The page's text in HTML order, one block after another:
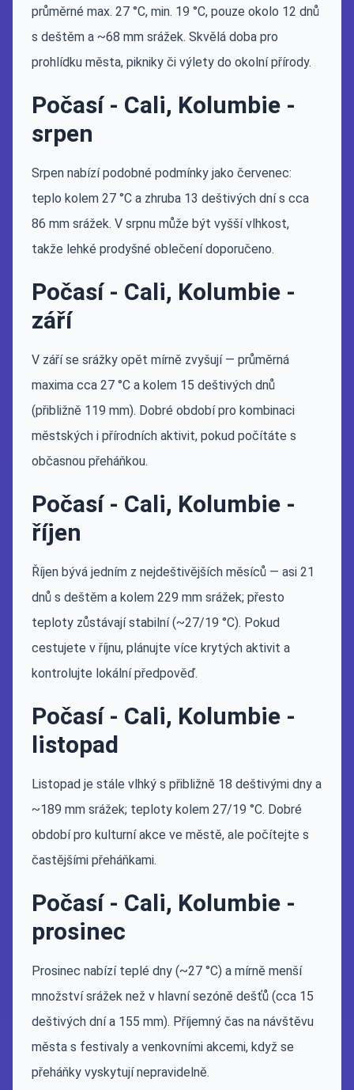
průměrné max. 27 °C, min. 19 °C, pouze okolo 12 dnů
s deštěm a ~68 mm srážek. Skvělá doba pro
prohlídku města, pikniky či výlety do okolní přírody.
Počasí - Cali, Kolumbie -
srpen
Srpen nabízí podobné podmínky jako červenec:
teplo kolem 27 °C a zhruba 13 deštivých dní s cca
86 mm srážek. V srpnu může být vyšší vlhkost,
takže lehké prodyšné oblečení doporučeno.
Počasí - Cali, Kolumbie -
září
V září se srážky opět mírně zvyšují — průměrná
maxima cca 27 °C a kolem 15 deštivých dnů
(přibližně 119 mm). Dobré období pro kombinaci
městských i přírodních aktivit, pokud počítáte s
občasnou přeháňkou.
Počasí - Cali, Kolumbie -
říjen
Říjen bývá jedním z nejdeštivějších měsíců — asi 21
dnů s deštěm a kolem 229 mm srážek; přesto
teploty zůstávají stabilní (~27/19 °C). Pokud
cestujete v říjnu, plánujte více krytých aktivit a
kontrolujte lokální předpověď.
Počasí - Cali, Kolumbie -
listopad
Listopad je stále vlhký s přibližně 18 deštivými dny a
~189 mm srážek; teploty kolem 27/19 °C. Dobré
období pro kulturní akce ve městě, ale počítejte s
častějšími přeháňkami.
Počasí - Cali, Kolumbie -
prosinec
Prosinec nabízí teplé dny (~27 °C) a mírně menší
množství srážek než v hlavní sezóně dešťů (cca 15
deštivých dní a 155 mm). Příjemný čas na návštěvu
města s festivaly a venkovními akcemi, když se
přeháňky vyskytují nepravidelně.